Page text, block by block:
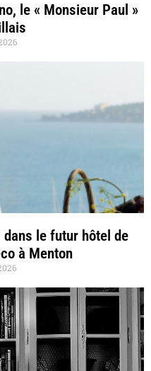
le « Monsieur Paul »
dans le futur hôtel de
à Menton